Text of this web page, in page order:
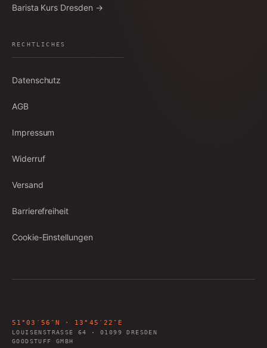
Barista Kurs Dresden →
RECHTLICHES
Datenschutz
AGB
Impressum
Widerruf
Versand
Barrierefreiheit
Cookie-Einstellungen
51°03′56″N · 13°45′22″E
LOUISENSTRASSE 64 ·01099
DRESDEN
GOODSTUFF GMBH